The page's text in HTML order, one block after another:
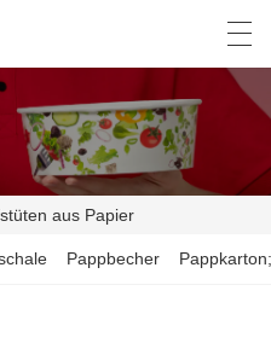
aus Papier
Pappbecher